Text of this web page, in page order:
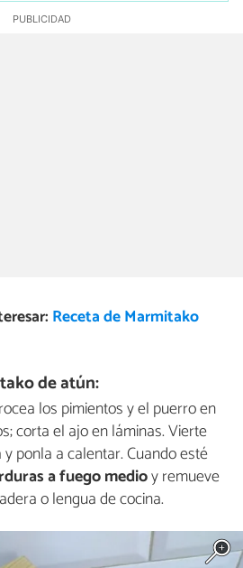
Receta de Marmitako
de atún:
los pimientos y el puerro en
corta el ajo en láminas. Vierte
ponla a calentar. Cuando esté
a fuego medioy remueve
o lengua de cocina.